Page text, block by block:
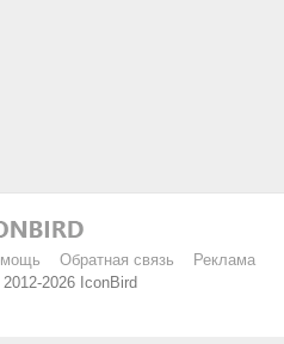
Обратная связь
Реклама
2026 IconBird